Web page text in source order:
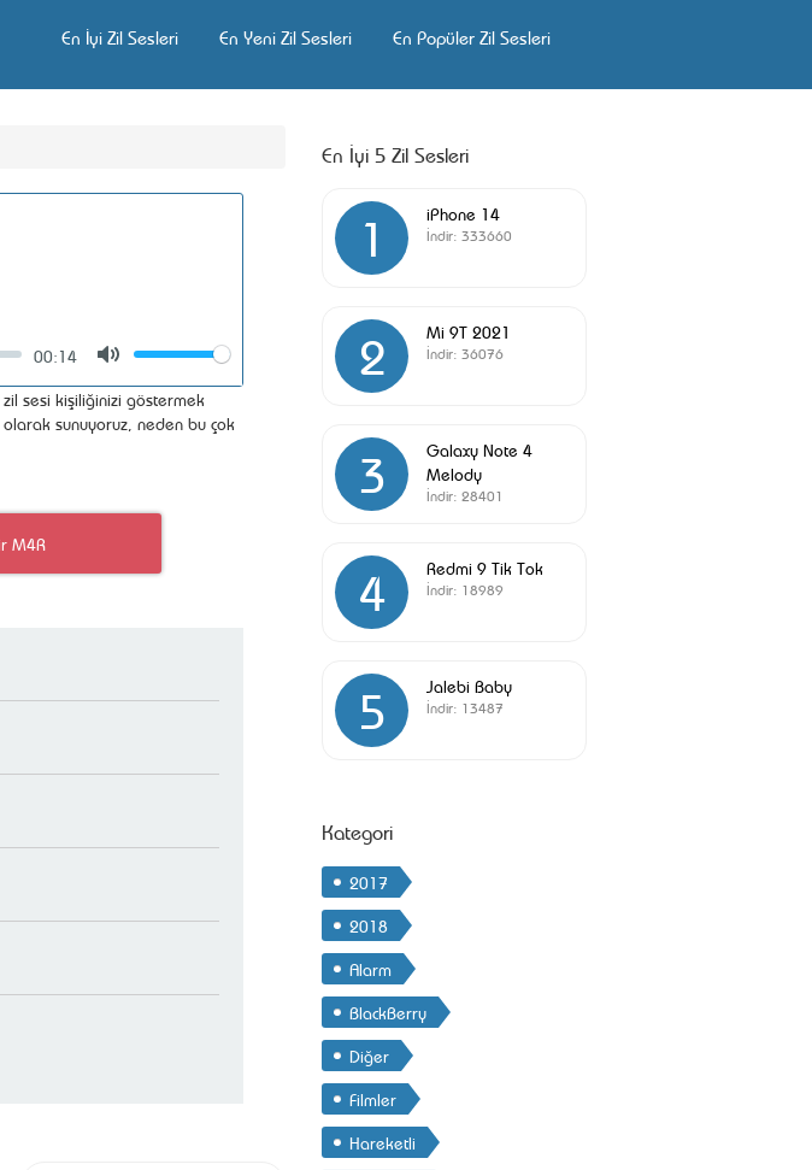
En İyi Zil Sesleri En Yeni Zil Sesleri En Popüler Zil Sesleri
00:14
Volume
zil sesi kişiliğinizi göstermek
sunuyoruz, neden bu çok
M4R
En İyi 5 Zil Sesleri
1 iPhone 14
İndir: 333660
2 Mi 9T 2021
İndir: 36076
3
Galaxy Note 4
Melody
İndir: 28401
4 Redmi 9 Tik Tok
İndir: 18989
5 Jalebi Baby
İndir: 13487
Kategori
2017
2018
Alarm
BlackBerry
Diğer
Filmler
Hareketli